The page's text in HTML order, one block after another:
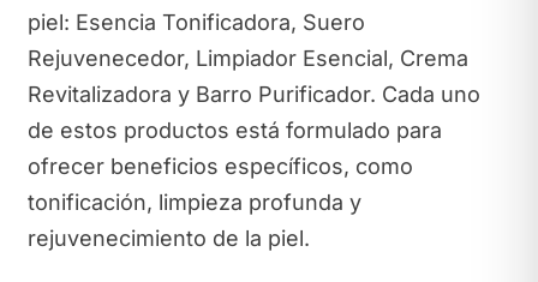
piel: Esencia Tonificadora, Suero
Rejuvenecedor, Limpiador Esencial, Crema
Revitalizadora y Barro Purificador. Cada uno
de estos productos está formulado para
ofrecer beneficios específicos, como
tonificación, limpieza profunda y
rejuvenecimiento de la piel.